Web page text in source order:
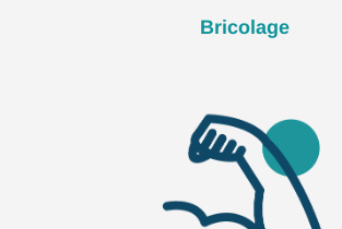
Bricolage